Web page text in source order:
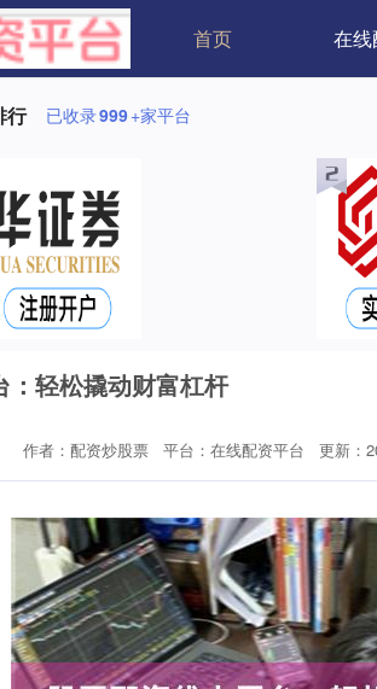
首页 在线
行 已收录999+家平台
：轻松撬动财富杠杆
作者：配资炒股票 平台：在线配资平台 更新：